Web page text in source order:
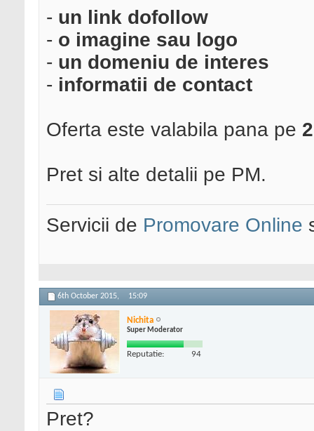
- un link dofollow
- o imagine sau logo
- un domeniu de interes
- informatii de contact
Oferta este valabila pana pe
Pret si alte detalii pe PM.
Servicii de Promovare Online
6th October 2015, 15:09
Nichita
Super Moderator
Reputatie: 94
Pret?